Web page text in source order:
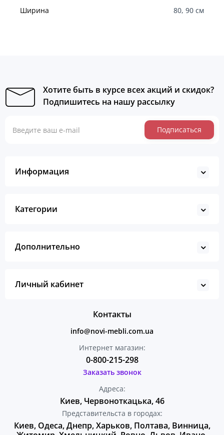
Ширина 80, 90 см
Хотите быть в курсе всех акций и скидок?
Подпишитесь на нашу рассылку
Подписаться
Информация
Категории
Дополнительно
Личный кабинет
Контакты
info@novi-mebli.com.ua
Интернет магазин:
0-800-215-298
Заказать звонок
Адреса:
Киев, Червоноткацька, 46
Представительста в городах:
Киев, Одеса, Днепр, Харьков, Полтава, Винница,